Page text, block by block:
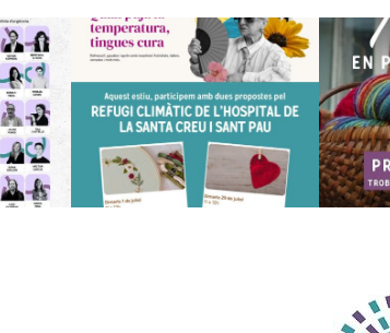
Colaboración en
el Refugio
Climático de